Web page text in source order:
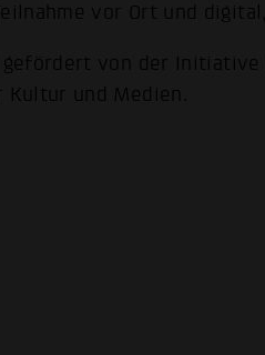
vor Ort und
von der
Kultur und Medien.